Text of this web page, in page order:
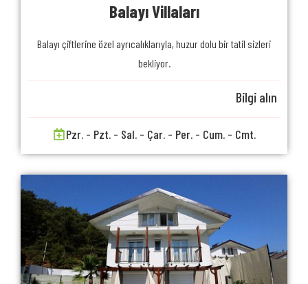
Balayı Villaları
Balayı çiftlerine özel ayrıcalıklarıyla, huzur dolu bir tatil sizleri
bekliyor.
Bilgi alın
Pzr. - Pzt. - Sal. - Çar. - Per. - Cum. - Cmt.